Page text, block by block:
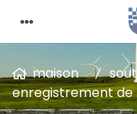
maison
enregistrement de